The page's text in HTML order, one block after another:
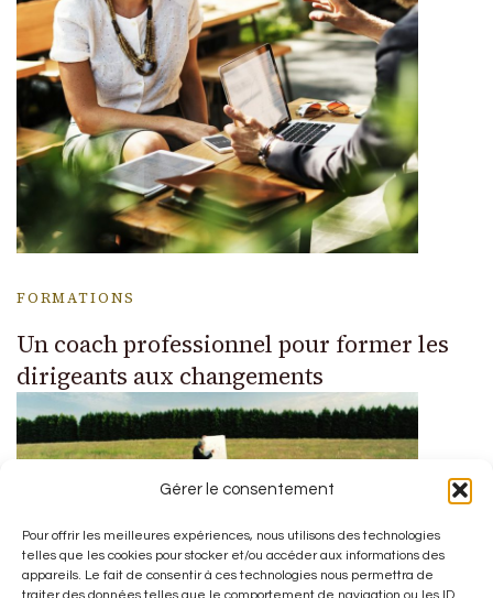
Gérer le consentement
Pour offrir les meilleures expériences, nous utilisons des technologies
telles que les cookies pour stocker et/ou accéder aux informations des
appareils. Le fait de consentir à ces technologies nous permettra de
FORMATIONS
Un coach professionnel pour former les
dirigeants aux changements